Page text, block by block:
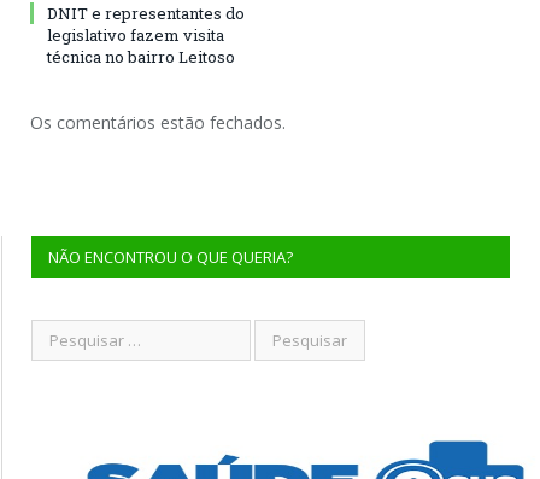
DNIT e representantes do
legislativo fazem visita
técnica no bairro Leitoso
Os comentários estão fechados.
NÃO ENCONTROU O QUE QUERIA?